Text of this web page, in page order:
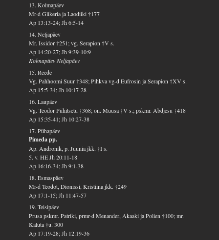
13. Kolmapäev
Mr-d Glikeria ja Laodiiki †177
Ap 13:13-24; Jh 6:5-14
14. Neljapäev
Mr. Issidor †251; vg. Serapion †V s.
Ap 14:20-27; Jh 9:39-10:9
Kolmapäev Neljapäev
15. Reede
Vg. Pahhoomi Suur †348; Pihkva vg-d Eufrosin ja Serapion †XV s.
Ap 15:5-34; Jh 10:17-28
16. Laupäev
Vg. Teodor Pühitsetu †368; õn. Muusa †V s.; pskmr. Abdjesu †418
Ap 15:35-41; Jh 10:27-38
17. Pühapäev
Pimeda pp.
Ap. Andronik, p. Juunia jkk. †I s.
5. v. HE Jh 20:11-18
Ap 16:16-34; Jh 9:1-38
18. Esmaspäev
Mr-d Teodot, Dionissi, Kristiina jkk. †249
Ap 17:1-15; Jh 11:47-57
19. Teisipäev
Prusa pskmr. Patriki, prmr-d Menander, Akaaki ja Polien †100; mr.
Kaluta †u. 300
Ap 17:19-28; Jh 12:19-36